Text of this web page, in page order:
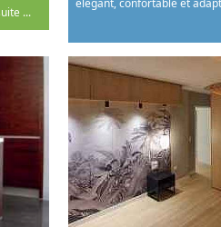
...
élégant, confortable et